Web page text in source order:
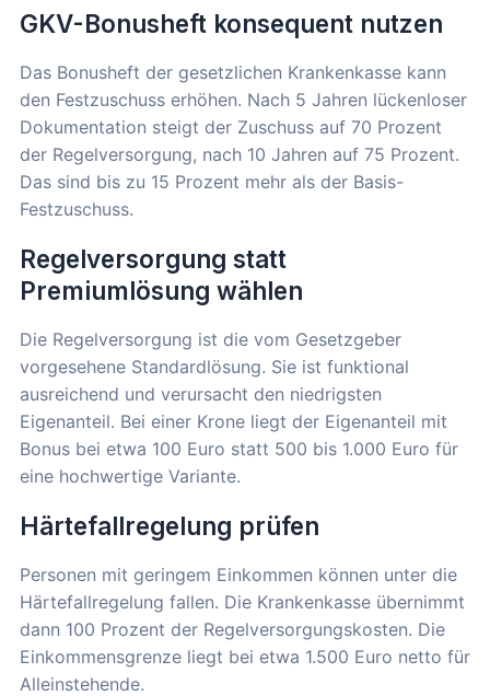
GKV-Bonusheft konsequent nutzen
Das Bonusheft der gesetzlichen Krankenkasse kann
den Festzuschuss erhöhen. Nach 5 Jahren lückenloser
Dokumentation steigt der Zuschuss auf 70 Prozent
der Regelversorgung, nach 10 Jahren auf 75 Prozent.
Das sind bis zu 15 Prozent mehr als der Basis-
Festzuschuss.
Regelversorgung statt
Premiumlösung wählen
Die Regelversorgung ist die vom Gesetzgeber
vorgesehene Standardlösung. Sie ist funktional
ausreichend und verursacht den niedrigsten
Eigenanteil. Bei einer Krone liegt der Eigenanteil mit
Bonus bei etwa 100 Euro statt 500 bis 1.000 Euro für
eine hochwertige Variante.
Härtefallregelung prüfen
Personen mit geringem Einkommen können unter die
Härtefallregelung fallen. Die Krankenkasse übernimmt
dann 100 Prozent der Regelversorgungskosten. Die
Einkommensgrenze liegt bei etwa 1.500 Euro netto für
Alleinstehende.